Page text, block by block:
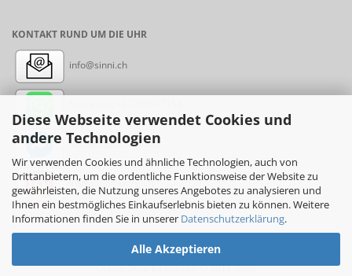
Diese Webseite verwendet Cookies und
andere Technologien
Wir verwenden Cookies und ähnliche Technologien, auch von
Drittanbietern, um die ordentliche Funktionsweise der Website zu
gewährleisten, die Nutzung unseres Angebotes zu analysieren und
Ihnen ein bestmögliches Einkaufserlebnis bieten zu können. Weitere
Informationen finden Sie in unserer Datenschutzerklärung.
Alle Akzeptieren
KONTAKT RUND UM DIE UHR
info@sinni.ch
Messenger: sinni.ch
Instagram: sinni_ch
Online-Shopby sinni.ch © 2017-2026